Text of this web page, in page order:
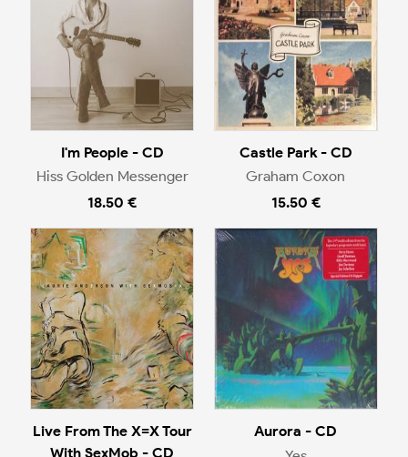
I'm People - CD
Hiss Golden Messenger
18.50 €
Castle Park - CD
Graham Coxon
15.50 €
Live From The X=X Tour
With SexMob - CD
Aurora - CD